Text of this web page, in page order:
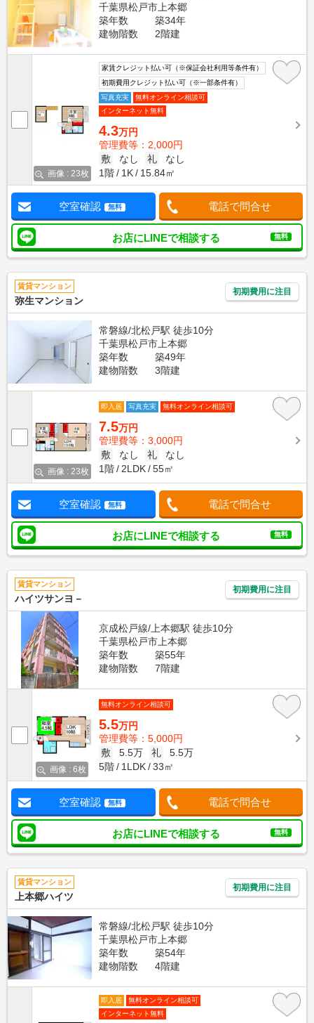
千葉県松戸市上本郷
築年数
築34年
建物階数
2階建
画像 : 23枚
家賃クレジット払い可（※保証会社利用等条件有）
初期費用クレジット払い可（※一部条件有）
写真充実
無料オンライン相談可
インターネット無料
4.3万円
管理費等：2,000円
敷
なし 礼
なし
1階
1K 15.84㎡
空室確認 無料 電話で問合せ
お店にLINEで相談する 無料
賃貸マンション
弥生マンション
初期費用に注目
常磐線/北松戸駅 徒歩10分
千葉県松戸市上本郷
築年数
築49年
建物階数
3階建
画像 : 23枚
即入居 写真充実 無料オンライン相談可
7.5万円
管理費等：3,000円
敷
なし 礼
なし
1階
2LDK 55㎡
空室確認 無料 電話で問合せ
お店にLINEで相談する 無料
賃貸マンション
ハイツサンヨ－
初期費用に注目
京成松戸線/上本郷駅 徒歩10分
千葉県松戸市上本郷
築年数
築55年
建物階数
7階建
画像 : 6枚
無料オンライン相談可
5.5万円
管理費等：5,000円
敷
5.5万 礼
5.5万
5階
1LDK 33㎡
空室確認 無料 電話で問合せ
お店にLINEで相談する 無料
賃貸マンション
上本郷ハイツ
初期費用に注目
常磐線/北松戸駅 徒歩10分
千葉県松戸市上本郷
築年数
築54年
建物階数
4階建
即入居
無料オンライン相談可
インターネット無料